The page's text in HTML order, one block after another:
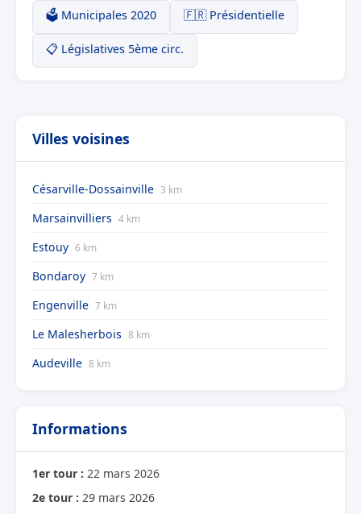
🗳️ Municipales 2020 🇫🇷 Présidentielle
📋 Législatives 5ème circ.
Villes voisines
Césarville-Dossainville 3 km
Marsainvilliers 4 km
Estouy 6 km
Bondaroy 7 km
Engenville 7 km
Le Malesherbois 8 km
Audeville 8 km
Informations
1er tour : 22 mars 2026
2e tour : 29 mars 2026